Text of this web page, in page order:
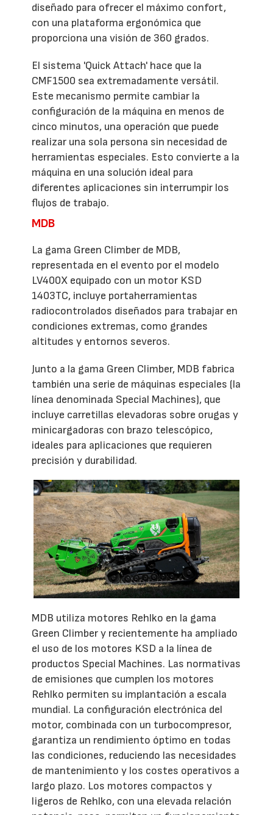
diseñado para ofrecer el máximo confort,
con una plataforma ergonómica que
proporciona una visión de 360 grados.
El sistema 'Quick Attach' hace que la
CMF1500 sea extremadamente versátil.
Este mecanismo permite cambiar la
configuración de la máquina en menos de
cinco minutos, una operación que puede
realizar una sola persona sin necesidad de
herramientas especiales. Esto convierte a la
máquina en una solución ideal para
diferentes aplicaciones sin interrumpir los
flujos de trabajo.
MDB
La gama Green Climber de MDB,
representada en el evento por el modelo
LV400X equipado con un motor KSD
1403TC, incluye portaherramientas
radiocontrolados diseñados para trabajar en
condiciones extremas, como grandes
altitudes y entornos severos.
Junto a la gama Green Climber, MDB fabrica
también una serie de máquinas especiales (la
línea denominada Special Machines), que
incluye carretillas elevadoras sobre orugas y
minicargadoras con brazo telescópico,
ideales para aplicaciones que requieren
precisión y durabilidad.
MDB utiliza motores Rehlko en la gama
Green Climber y recientemente ha ampliado
el uso de los motores KSD a la línea de
productos Special Machines. Las normativas
de emisiones que cumplen los motores
Rehlko permiten su implantación a escala
mundial. La configuración electrónica del
motor, combinada con un turbocompresor,
garantiza un rendimiento óptimo en todas
las condiciones, reduciendo las necesidades
de mantenimiento y los costes operativos a
largo plazo. Los motores compactos y
ligeros de Rehlko, con una elevada relación